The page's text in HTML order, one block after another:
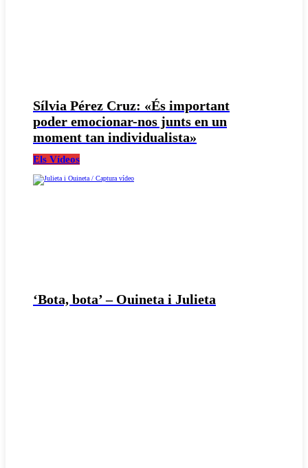
Sílvia Pérez Cruz: «És important
poder emocionar-nos junts en un
moment tan individualista»
Els Vídeos
‘Bota, bota’ – Ouineta i Julieta